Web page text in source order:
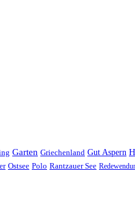
Garten Griechenland Gut Aspern
Ostsee Polo Rantzauer See